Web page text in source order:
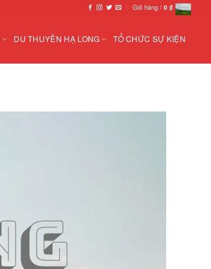
Giỏ hàng / 0 ₫
DU THUYỀN HẠ LONG TỔ CHỨC SỰ KIỆN